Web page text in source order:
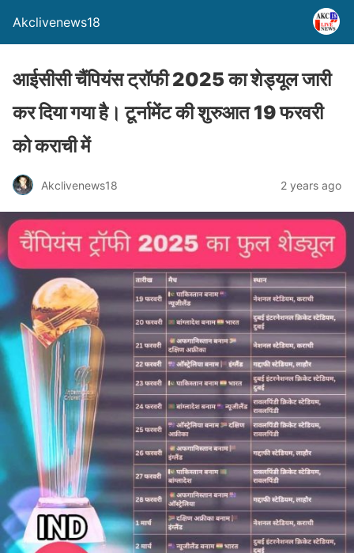
Akclivenews18
आईसीसी चैंपियंस ट्रॉफी 2025 का शेड्यूल जारी
कर दिया गया है। टूर्नामेंट की शुरुआत 19 फरवरी
को कराची में
Akclivenews18 2 years ago